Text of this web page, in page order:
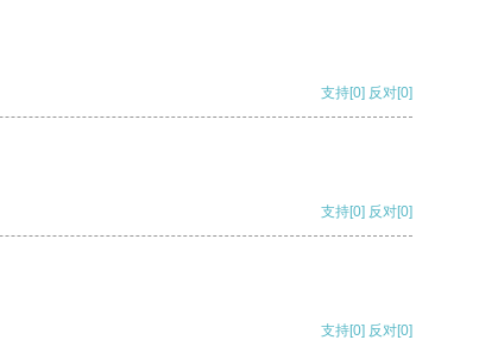
支持[0] 反对[0]
支持[0] 反对[0]
支持[0] 反对[0]